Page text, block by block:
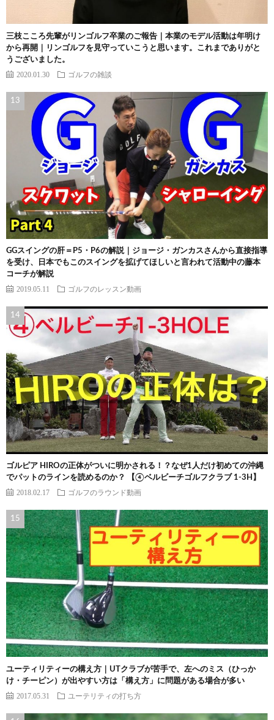
三枝こころ先輩がリンゴルフ卒業のご報告｜本業のモデル活動は年明け
から再開｜リンゴルフを見守っていこうと思います。これまでありがと
うございました。
2020.01.30 ゴルフの雑談
GGスイングの肝＝P5・P6の解説｜ジョージ・ガンカスさんから直接指導
を受け、日本でもこのスイングを拡げてほしいと言われて活動中の藤本
コーチが解説
2019.05.11 ゴルフのレッスン動画
ゴルピア HIROの正体がついに明かされる！？なぜ1人だけ初めての沖縄
でパットのラインを読めるのか？ 【④ベルビーチゴルフクラブ 1-3H】
2018.02.17 ゴルフのラウンド動画
ユーティリティーの構え方｜UTクラブが苦手で、左へのミス（ひっか
け・チーピン）が出やすい方は「構え方」に問題がある場合が多い
2017.05.31 ユーテリティの打ち方